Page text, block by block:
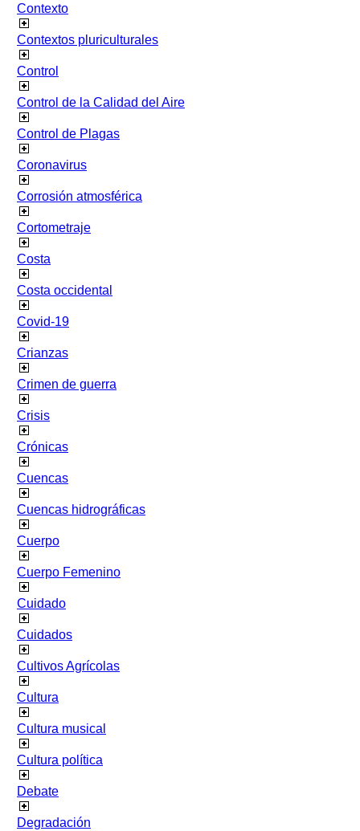
Contexto
Contextos pluriculturales
Control
Control de la Calidad del Aire
Control de Plagas
Coronavirus
Corrosión atmosférica
Cortometraje
Costa
Costa occidental
Covid-19
Crianzas
Crimen de guerra
Crisis
Crónicas
Cuencas
Cuencas hidrográficas
Cuerpo
Cuerpo Femenino
Cuidado
Cuidados
Cultivos Agrícolas
Cultura
Cultura musical
Cultura política
Debate
Degradación